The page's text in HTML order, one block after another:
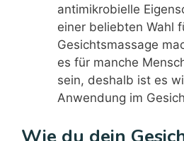
antimikrobielle
einer beliebten Wahl
Gesichtsmassage
es für manche
sein, deshalb ist es
Anwendung im